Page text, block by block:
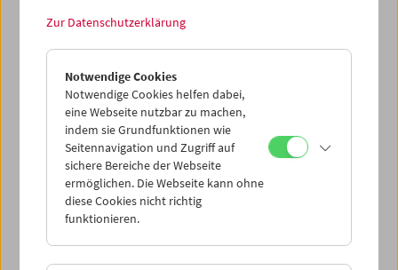
Zur Datenschutzerklärung
Notwendige Cookies
Notwendige Cookies helfen dabei,
eine Webseite nutzbar zu machen,
indem sie Grundfunktionen wie
Seitennavigation und Zugriff auf
sichere Bereiche der Webseite
ermöglichen. Die Webseite kann ohne
diese Cookies nicht richtig
funktionieren.